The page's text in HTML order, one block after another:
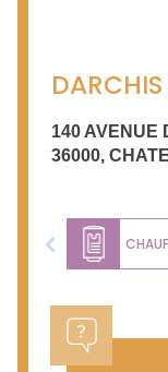
140 AVENUE
36000,
Previous